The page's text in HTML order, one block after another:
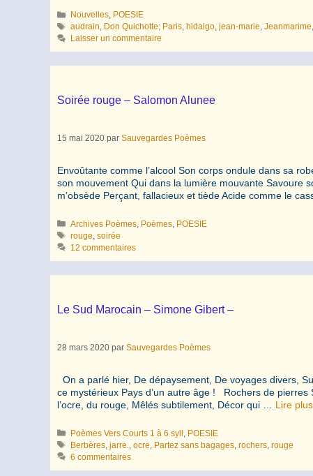
Catégories
Nouvelles, POESIE
Étiquettes
audrain, Don Quichotte; Paris, hidalgo,jean-marie,Jeanmarime
Laisser un commentaire
Soirée rouge – Salomon Alunee
15 mai 2020 par Sauvegardes Poèmes
Envoûtante comme l’alcool Son corps ondule dans sa
son mouvement Qui dans la lumière mouvante Savoure
m’obsède Perçant, fallacieux et tiède Acide comme le
Catégories
Archives Poèmes, Poèmes, POESIE
Étiquettes
rouge,soirée
12 commentaires
Le Sud Marocain – Simone Gibert –
28 mars 2020 par Sauvegardes Poèmes
On a parlé hier, De dépaysement, De voyages divers,
ce mystérieux Pays d’un autre âge ! Rochers de
l’ocre, du rouge, Mêlés subtilement, Décor qui … Lire plus
Catégories
Poèmes Vers Courts 1 à 6 syll POESIE
Étiquettes
Berbères ,jarre. ,ocre Partez sans bagages ,rochers ,rouge
6 commentaires